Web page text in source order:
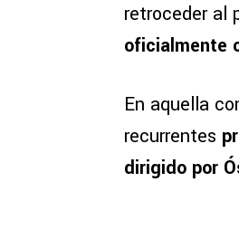
retroceder al
oficialmente
En aquella
recurrentes
dirigido por